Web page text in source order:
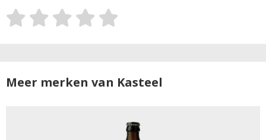
Meer merken van Kasteel